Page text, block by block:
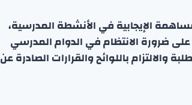
الإيجابية في الأنشطة المدرسية،
ضرورة الانتظام في الدوام المدرسي
والالتزام باللوائح والقرارات الصادرة عن